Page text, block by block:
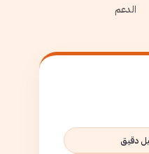
الدعم
دقيق